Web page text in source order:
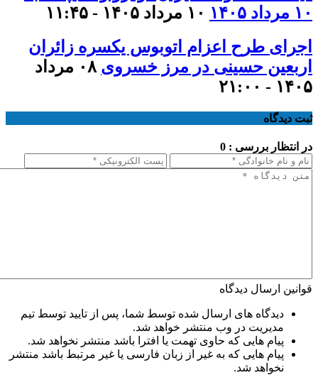
۱۰ مرداد ۱۴۰۵
۱۰ مرداد ۱۴۰۵ - ۱۱:۴۵
اجرای طرح اعزام اتوبوس یکسره زائران
اربعین حسینی در مرز خسروی
۰۸ مرداد
۱۴۰۵ - ۲۱:۰۰
ثبت دیدگاه
در انتظار بررسی : 0
قوانین ارسال دیدگاه
دیدگاه های ارسال شده توسط شما، پس از تایید توسط تیم
مدیریت در وب منتشر خواهد شد.
پیام هایی که حاوی تهمت یا افترا باشد منتشر نخواهد شد.
پیام هایی که به غیر از زبان فارسی یا غیر مرتبط باشد منتشر
نخواهد شد.